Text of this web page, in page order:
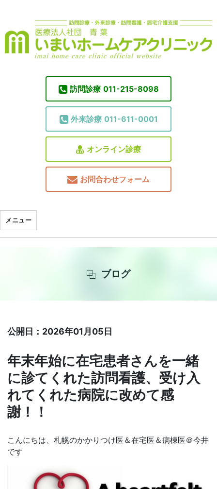
訪問診療 011-215-8098
外来診療 011-611-0001
オンライン診療
お問合わせフォーム
メニュー
ブログ
公開日：2026年01月05日
年末年始に在宅患者さんを一緒
に診てくれた訪問看護、受け入
れてくれた病院に改めて感
謝！！
こんにちは、札幌のかかりつけ医＆在宅医＆病棟医＠今井
です